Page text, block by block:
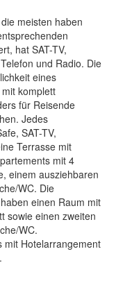
meisten haben
hat SAT-TV,
und Radio. Die
eines
komplett
für Reisende
Jedes
SAT-TV,
Terrasse mit
mit 4
einem ausziehbaren
WC. Die
einen Raum mit
sowie einen zweiten
WC.
mit Hotelarrangement